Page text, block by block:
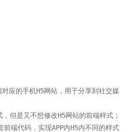
应的手机H5网站，用于分享到社交媒
但是又不想修改H5网站的前端样式；
端代码，实现APP内H5内不同的样式